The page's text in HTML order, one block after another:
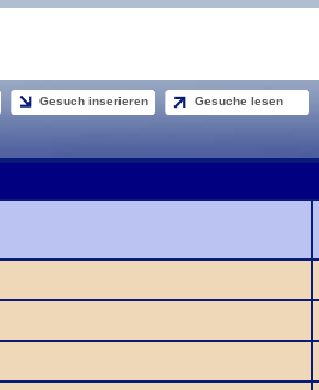
Gesuch inserieren Gesuche lesen